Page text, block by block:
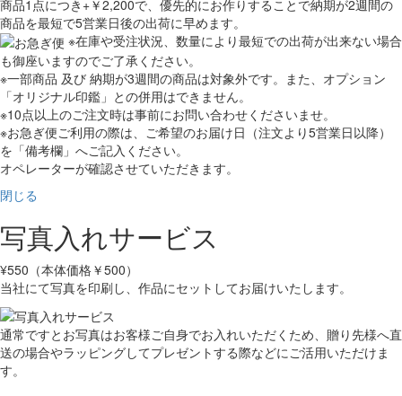
商品1点につき+￥2,200で、優先的にお作りすることで納期が2週間の
商品を最短で5営業日後の出荷に早めます。
※在庫や受注状況、数量により最短での出荷が出来ない場合
も御座いますのでご了承ください。
※一部商品 及び 納期が3週間の商品は対象外です。また、オプション
「オリジナル印鑑」との併用はできません。
※10点以上のご注文時は事前にお問い合わせくださいませ。
※お急ぎ便ご利用の際は、ご希望のお届け日（注文より5営業日以降）
を「備考欄」へご記入ください。
オペレーターが確認させていただきます。
閉じる
写真入れサービス
¥550（本体価格￥500）
当社にて写真を印刷し、作品にセットしてお届けいたします。
通常ですとお写真はお客様ご自身でお入れいただくため、贈り先様へ直
送の場合やラッピングしてプレゼントする際などにご活用いただけま
す。